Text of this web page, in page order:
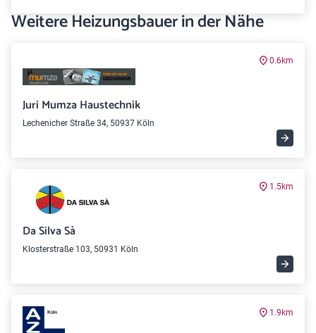
Weitere Heizungsbauer in der Nähe
0.6km
Juri Mumza Haustechnik
Lechenicher Straße 34, 50937 Köln
1.5km
Da Silva Sà
Klosterstraße 103, 50931 Köln
1.9km